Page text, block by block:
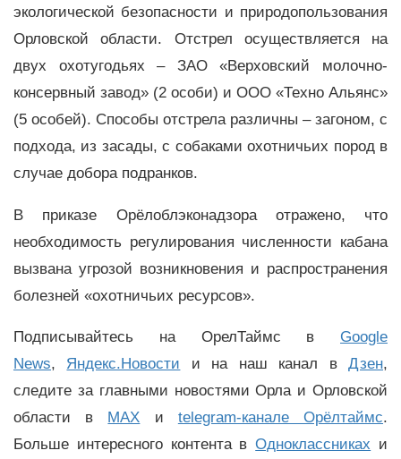
экологической безопасности и природопользования
Орловской области. Отстрел осуществляется на
двух охотугодьях – ЗАО «Верховский молочно-
консервный завод» (2 особи) и ООО «Техно Альянс»
(5 особей). Способы отстрела различны – загоном, с
подхода, из засады, с собаками охотничьих пород в
случае добора подранков.
В приказе Орёлоблэконадзора отражено, что
необходимость регулирования численности кабана
вызвана угрозой возникновения и распространения
болезней «охотничьих ресурсов».
Подписывайтесь на ОрелТаймс в Google
News, Яндекс.Новости и на наш канал вДзен,
следите за главными новостями Орла и Орловской
области в MAX и telegram-канале Орёлтаймс.
Больше интересного контента вОдноклассниках и